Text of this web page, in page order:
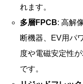
れます。
多層FPCB: 高解
断機器、EV用パ
度や電磁安定性
です。